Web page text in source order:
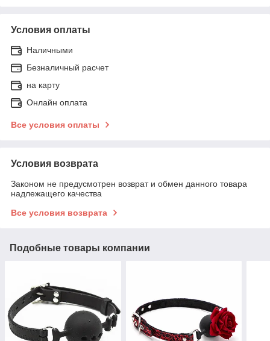
Условия оплаты
Наличными
Безналичный расчет
на карту
Онлайн оплата
Все условия оплаты
Условия возврата
Законом не предусмотрен возврат и обмен данного товара
надлежащего качества
Все условия возврата
Подобные товары компании